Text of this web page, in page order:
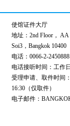
使馆证件大厅
地址：2nd Floor， AA
Soi3，Bangkok 10400
电话：0066-2-
电话接听时间：工作
受理申请、取件时间
16:30（仅取件）
电子邮件：